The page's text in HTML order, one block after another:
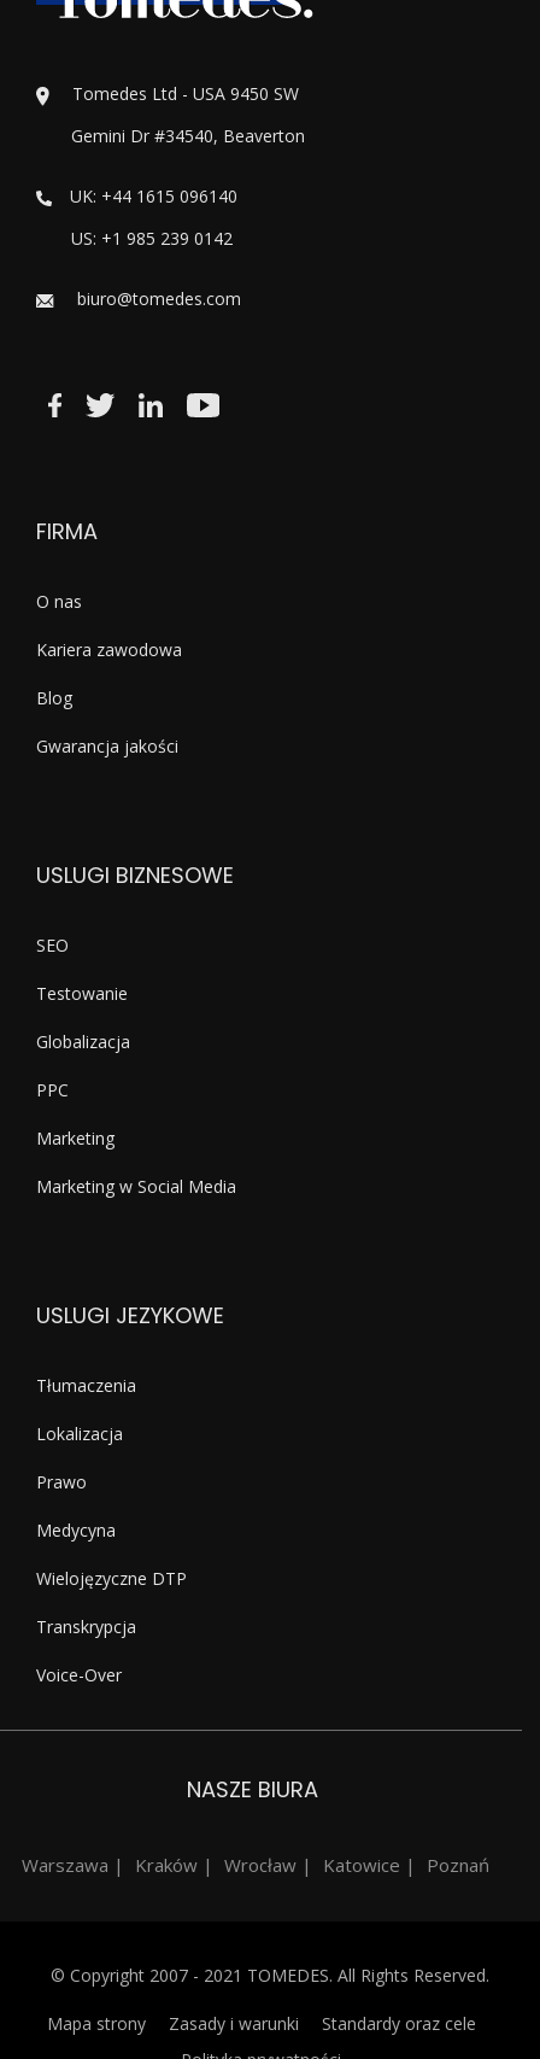
Tomedes Ltd - USA 9450 SW
Gemini Dr #34540, Beaverton
UK: +44 1615 096140
US: +1 985 239 0142
biuro@tomedes.com
FIRMA
O nas
Kariera zawodowa
Blog
Gwarancja jakości
USLUGI BIZNESOWE
SEO
Testowanie
Globalizacja
PPC
Marketing
Marketing w Social Media
USLUGI JEZYKOWE
Tłumaczenia
Lokalizacja
Prawo
Medycyna
Wielojęzyczne DTP
Transkrypcja
Voice-Over
NASZE BIURA
Warszawa | Kraków | Wrocław | Katowice | Poznań
© Copyright 2007 - 2021 TOMEDES. All Rights Reserved.
Mapa strony Zasady i warunki
Standardy oraz cele